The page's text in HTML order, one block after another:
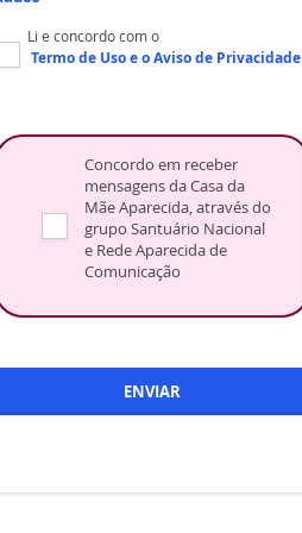
Li e concordo com o
Termo de Usoe oAviso de Privacidade
Concordo em receber
mensagens da Casa da
Mãe Aparecida, através do
grupo Santuário Nacional
e Rede Aparecida de
Comunicação
ENVIAR